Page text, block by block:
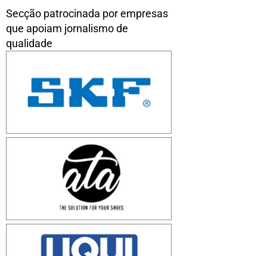
Secção patrocinada por empresas
que apoiam jornalismo de
qualidade